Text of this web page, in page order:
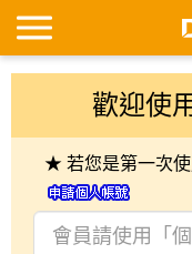
歡迎使
★ 若您是第一次